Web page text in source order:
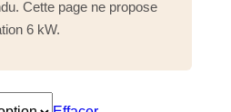
Cette page ne propose
6 kW.